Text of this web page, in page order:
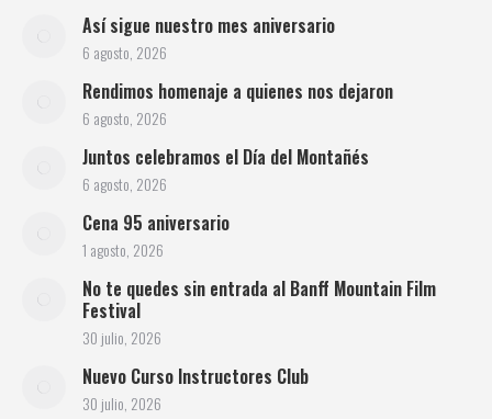
Así sigue nuestro mes aniversario
6 agosto, 2026
Rendimos homenaje a quienes nos dejaron
6 agosto, 2026
Juntos celebramos el Día del Montañés
6 agosto, 2026
Cena 95 aniversario
1 agosto, 2026
No te quedes sin entrada al Banff Mountain Film
Festival
30 julio, 2026
Nuevo Curso Instructores Club
30 julio, 2026